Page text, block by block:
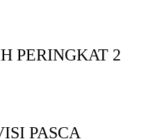
PERINGKAT 2
PASCA